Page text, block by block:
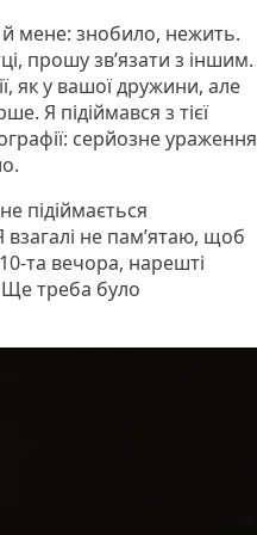
й мене: знобило, нежить.
прошу зв’язати з іншим.
як у вашої дружини, але
Я підіймався з тієї
серйозне ураження
підіймається
не пам’ятаю, щоб
та вечора, нарешті
Ще треба було